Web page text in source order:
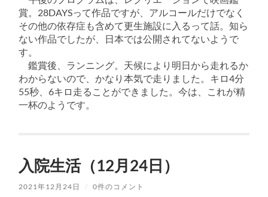
賞。28DAYSって作品ですが、アルコールだけでなく
その他の依存症も含めて更生施設に入るって話。知ら
ない作品でしたが、日本では公開されてないようで
す。
鑑賞後、ランニング。天候により明日から走れるか
わからないので、かなり本気で走りました。キロ4分
55秒、6キロ走ることができました。今は、これが精
一杯のようです。
入院生活（12月24日）
2021年12月24日 / 0件のコメント